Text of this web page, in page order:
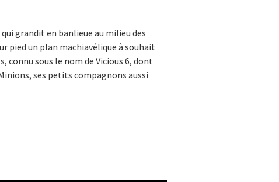
grandit en banlieue au milieu des
pied un plan machiavélique à souhait
connu sous le nom de Vicious 6, dont
ses petits compagnons aussi